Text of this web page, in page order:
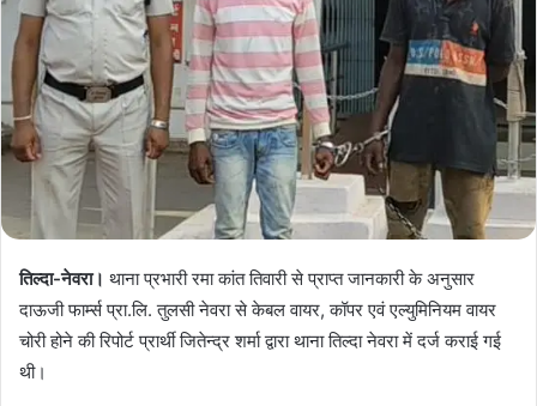
तिल्दा-नेवरा। थाना प्रभारी रमा कांत तिवारी से प्राप्त जानकारी के अनुसार
दाऊजी फार्म्स प्रा.लि. तुलसी नेवरा से केबल वायर, कॉपर एवं एल्युमिनियम वायर
चोरी होने की रिपोर्ट प्रार्थी जितेन्द्र शर्मा द्वारा थाना तिल्दा नेवरा में दर्ज कराई गई
थी।